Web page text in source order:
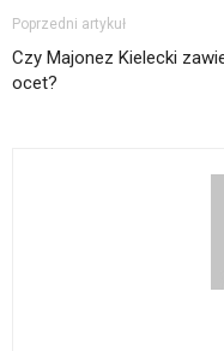
Poprzedni artykuł
Czy Majonez Kielecki
ocet?